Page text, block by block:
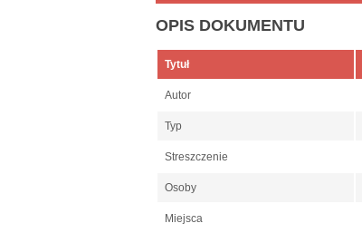
OPIS DOKUMENTU
Tytuł
Autor
Typ
Streszczenie
Osoby
Miejsca